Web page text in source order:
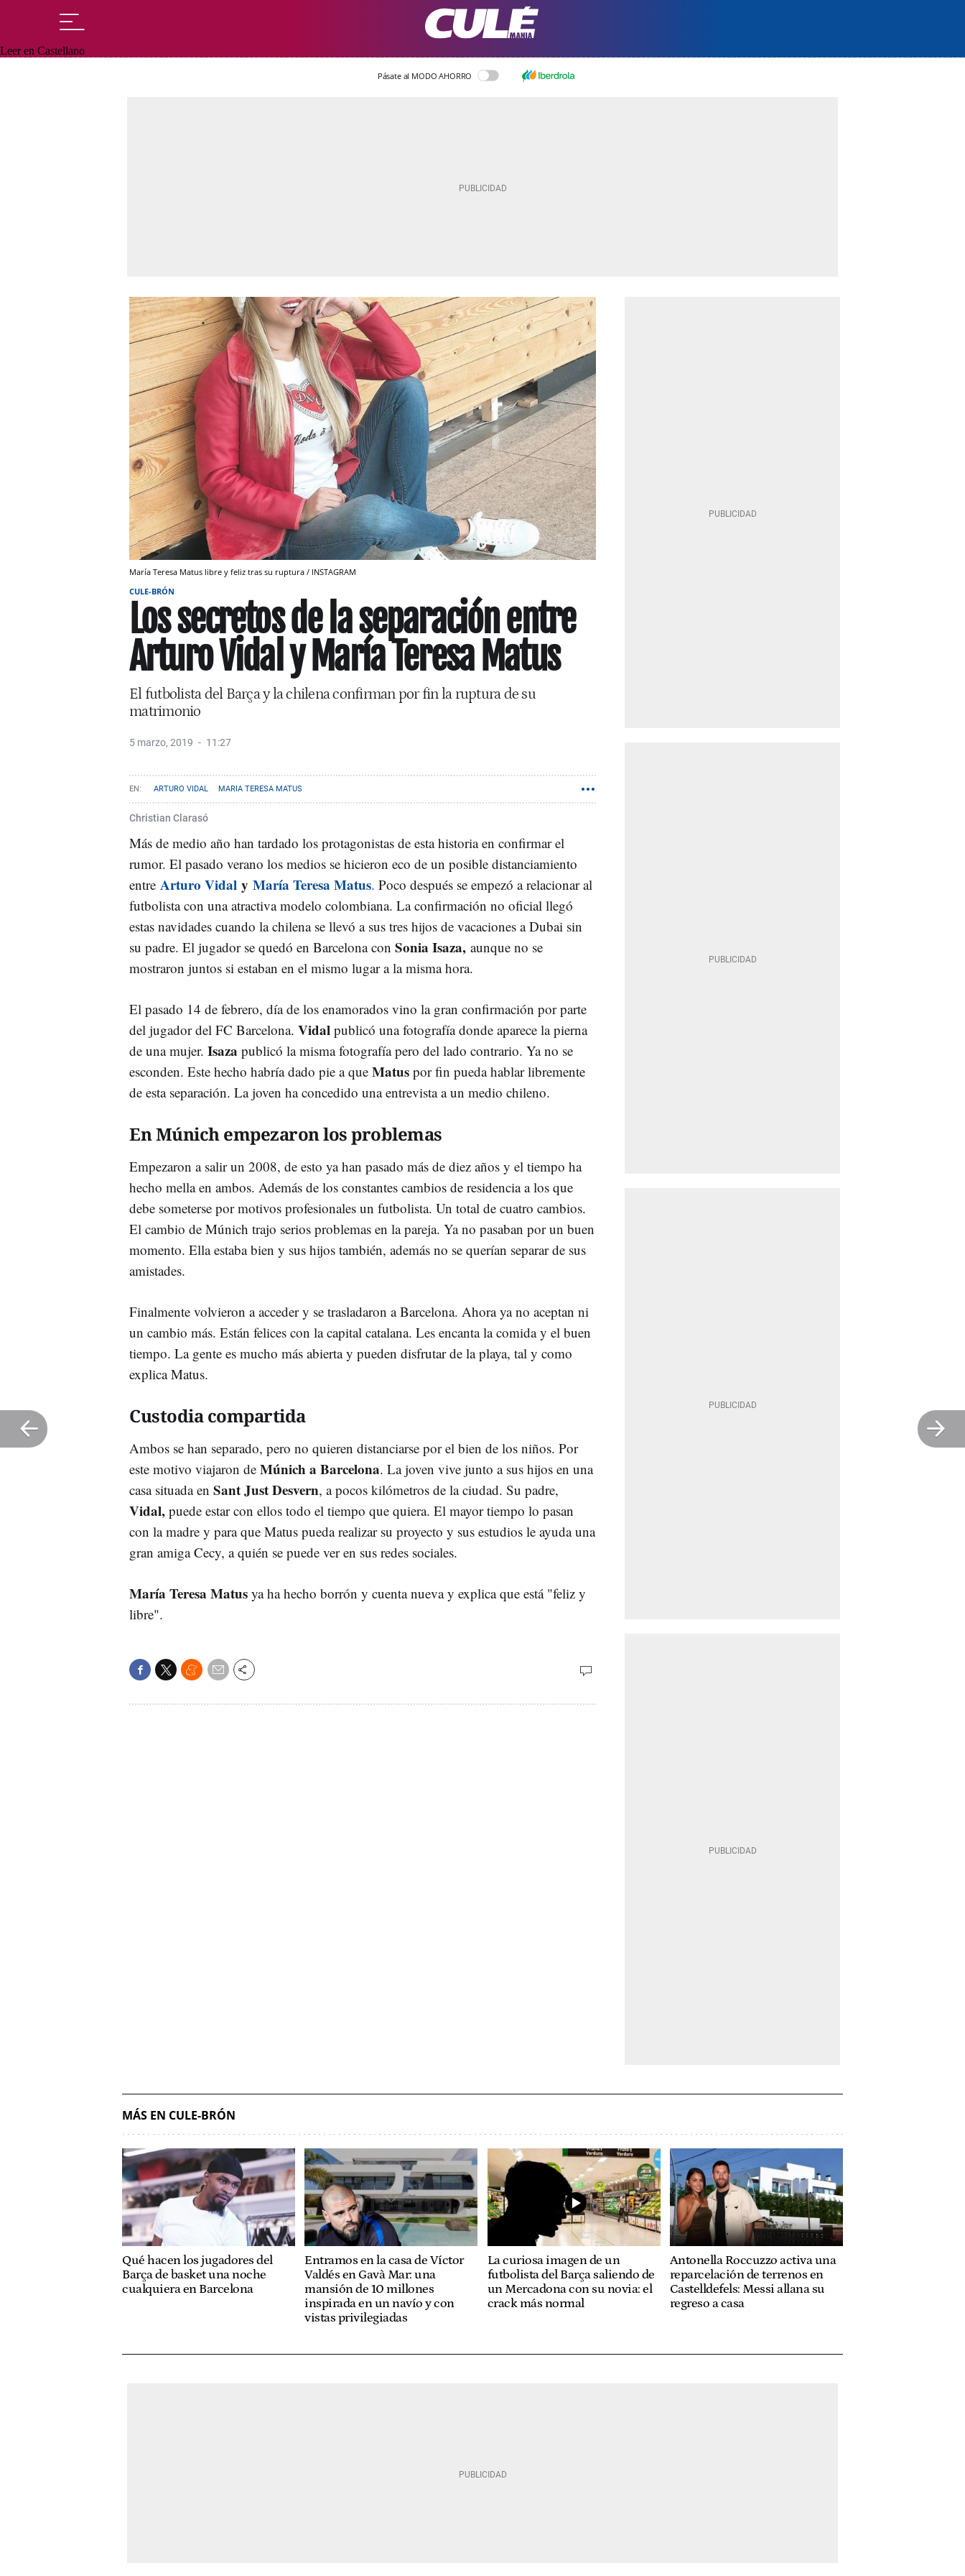
Leer en Castellano
Pásate al MODO AHORRO
María Teresa Matus libre y feliz tras su ruptura / INSTAGRAM
CULE-BRÓN
Los secretos de la separación entre
Arturo Vidal y María Teresa Matus
El futbolista del Barça y la chilena confirman por fin la ruptura de su
matrimonio
5 marzo, 2019 11:27
ARTURO VIDAL MARIA TERESA MATUS
Christian Clarasó
Más de medio año han tardado los protagonistas de esta historia en confirmar el
rumor. El pasado verano los medios se hicieron eco de un posible distanciamiento
entre Arturo Vidal y María Teresa Matus. Poco después se empezó a relacionar al
futbolista con una atractiva modelo colombiana. La confirmación no oficial llegó
estas navidades cuando la chilena se llevó a sus tres hijos de vacaciones a Dubai sin
su padre. El jugador se quedó en Barcelona con Sonia Isaza, aunque no se
mostraron juntos si estaban en el mismo lugar a la misma hora.
El pasado 14 de febrero, día de los enamorados vino la gran confirmación por parte
del jugador del FC Barcelona. Vidal publicó una fotografía donde aparece la pierna
de una mujer. Isaza publicó la misma fotografía pero del lado contrario. Ya no se
esconden. Este hecho habría dado pie a que Matus por fin pueda hablar libremente
de esta separación. La joven ha concedido una entrevista a un medio chileno.
En Múnich empezaron los problemas
Empezaron a salir un 2008, de esto ya han pasado más de diez años y el tiempo ha
hecho mella en ambos. Además de los constantes cambios de residencia a los que
debe someterse por motivos profesionales un futbolista. Un total de cuatro cambios.
El cambio de Múnich trajo serios problemas en la pareja. Ya no pasaban por un buen
momento. Ella estaba bien y sus hijos también, además no se querían separar de sus
amistades.
Finalmente volvieron a acceder y se trasladaron a Barcelona. Ahora ya no aceptan ni
un cambio más. Están felices con la capital catalana. Les encanta la comida y el buen
tiempo. La gente es mucho más abierta y pueden disfrutar de la playa, tal y como
explica Matus.
Custodia compartida
Ambos se han separado, pero no quieren distanciarse por el bien de los niños. Por
este motivo viajaron de Múnich a Barcelona. La joven vive junto a sus hijos en una
casa situada en Sant Just Desvern, a pocos kilómetros de la ciudad. Su padre,
Vidal, puede estar con ellos todo el tiempo que quiera. El mayor tiempo lo pasan
con la madre y para que Matus pueda realizar su proyecto y sus estudios le ayuda una
gran amiga Cecy, a quién se puede ver en sus redes sociales.
María Teresa Matus ya ha hecho borrón y cuenta nueva y explica que está "feliz y
libre".
MÁS EN CULE-BRÓN
Qué hacen los jugadores del
Barça de basket una noche
cualquiera en Barcelona
Entramos en la casa de Víctor
Valdés en Gavà Mar: una
mansión de 10 millones
inspirada en un navío y con
vistas privilegiadas
La curiosa imagen de un
futbolista del Barça saliendo de
un Mercadona con su novia: el
crack más normal
Antonella Roccuzzo activa una
reparcelación de terrenos en
Castelldefels: Messi allana su
regreso a casa